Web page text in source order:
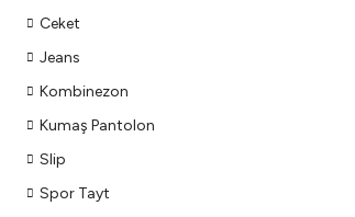
Ceket
Jeans
Kombinezon
Kumaş Pantolon
Slip
Spor Tayt